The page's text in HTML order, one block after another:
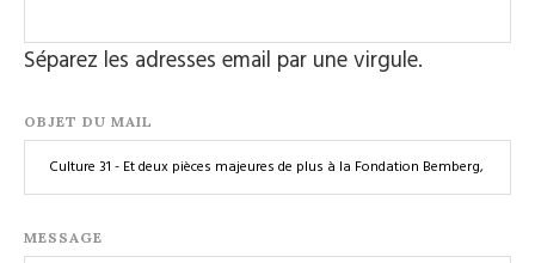
Séparez les adresses email par une virgule.
OBJET DU MAIL
MESSAGE